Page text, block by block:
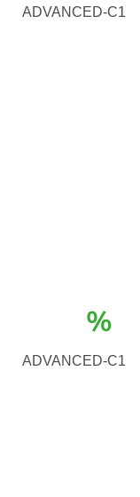
ADVANCED-C1
%
ADVANCED-C1